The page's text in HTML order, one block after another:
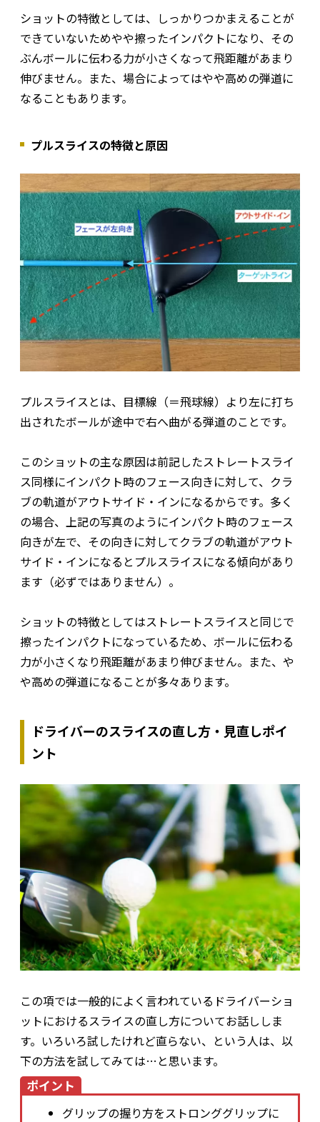
ショットの特徴としては、しっかりつかまえることが
できていないためやや擦ったインパクトになり、その
ぶんボールに伝わる力が小さくなって飛距離があまり
伸びません。また、場合によってはやや高めの弾道に
なることもあります。
プルスライスの特徴と原因
プルスライスとは、目標線（＝飛球線）より左に打ち
出されたボールが途中で右へ曲がる弾道のことです。
このショットの主な原因は前記したストレートスライ
ス同様にインパクト時のフェース向きに対して、クラ
ブの軌道がアウトサイド・インになるからです。多く
の場合、上記の写真のようにインパクト時のフェース
向きが左で、その向きに対してクラブの軌道がアウト
サイド・インになるとプルスライスになる傾向があり
ます（必ずではありません）。
ショットの特徴としてはストレートスライスと同じで
擦ったインパクトになっているため、ボールに伝わる
力が小さくなり飛距離があまり伸びません。また、や
や高めの弾道になることが多々あります。
ドライバーのスライスの直し方・見直しポイ
ント
この項では一般的によく言われているドライバーショ
ットにおけるスライスの直し方についてお話ししま
す。いろいろ試したけれど直らない、という人は、以
下の方法を試してみては…と思います。
ポイント
グリップの握り方をストロンググリップに